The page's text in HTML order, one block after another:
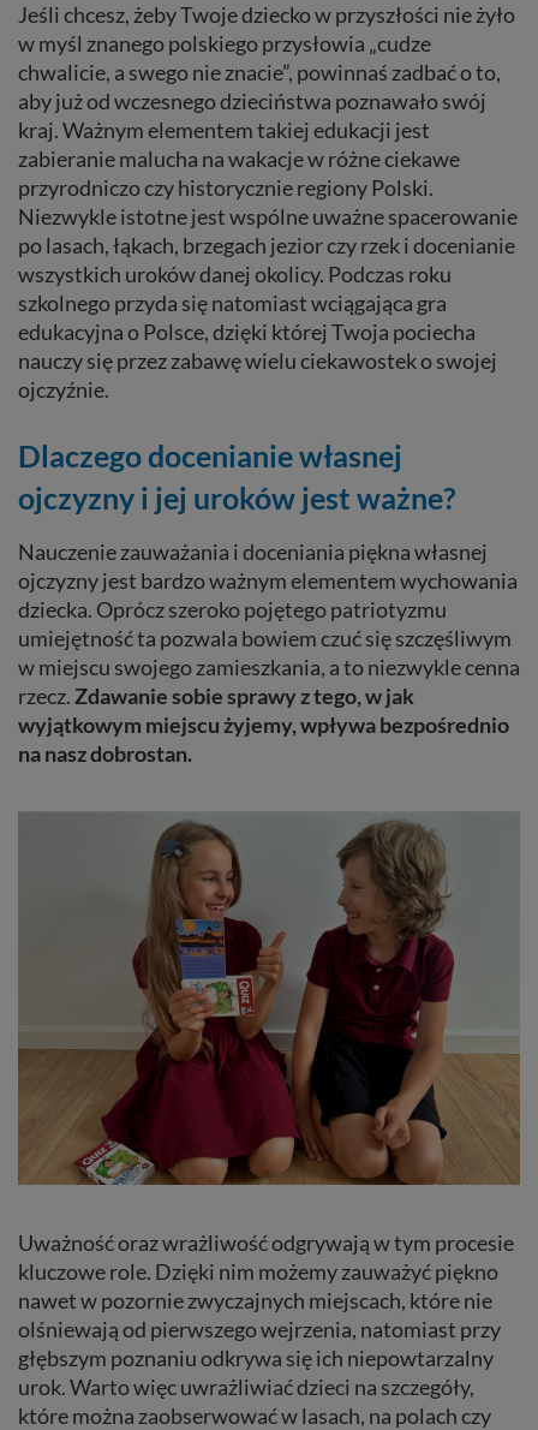
Jeśli chcesz, żeby Twoje dziecko w przyszłości nie żyło
w myśl znanego polskiego przysłowia „cudze
chwalicie, a swego nie znacie”, powinnaś zadbać o to,
aby już od wczesnego dzieciństwa poznawało swój
kraj. Ważnym elementem takiej edukacji jest
zabieranie malucha na wakacje w różne ciekawe
przyrodniczo czy historycznie regiony Polski.
Niezwykle istotne jest wspólne uważne spacerowanie
po lasach, łąkach, brzegach jezior czy rzek i docenianie
wszystkich uroków danej okolicy. Podczas roku
szkolnego przyda się natomiast wciągająca gra
edukacyjna o Polsce, dzięki której Twoja pociecha
nauczy się przez zabawę wielu ciekawostek o swojej
ojczyźnie.
Dlaczego docenianie własnej
ojczyzny i jej uroków jest ważne?
Nauczenie zauważania i doceniania piękna własnej
ojczyzny jest bardzo ważnym elementem wychowania
dziecka. Oprócz szeroko pojętego patriotyzmu
umiejętność ta pozwala bowiem czuć się szczęśliwym
w miejscu swojego zamieszkania, a to niezwykle cenna
rzecz.Zdawanie sobie sprawy z tego, w jak
wyjątkowym miejscu żyjemy, wpływa bezpośrednio
na nasz dobrostan.
Uważność oraz wrażliwość odgrywają w tym procesie
kluczowe role. Dzięki nim możemy zauważyć piękno
nawet w pozornie zwyczajnych miejscach, które nie
olśniewają od pierwszego wejrzenia, natomiast przy
głębszym poznaniu odkrywa się ich niepowtarzalny
urok. Warto więc uwrażliwiać dzieci na szczegóły,
które można zaobserwować w lasach, na polach czy